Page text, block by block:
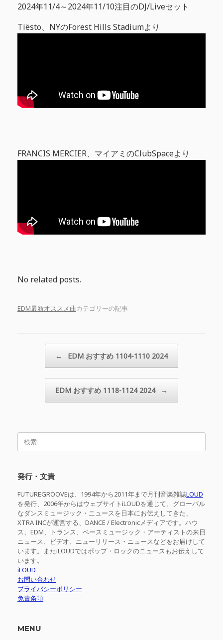
2024年11/4～2024年11/10注目のDJ/Liveセット
Tiësto、NYのForest Hills Stadiumより
FRANCIS MERCIER、マイアミのClubSpaceより
No related posts.
EDM最新オススメ曲カテゴリーの記事
← EDM おすすめ 1104-1110 2024
EDM おすすめ 1118-1124 2024 →
検
発行・文責
FUTUREGROOVEは、1994年から2011年まで月刊音楽雑誌LOUD
を発行、2006年からはウェブサイトiLOUDを通じて、グローバル
なダンスミュージック・ニュースを日本にお伝えしてきた、
XTRA INCが運営する、DANCE / Electronicメディアです。ハウ
ス、EDM、トランス、ベースミュージック・アーティストの来日
ニュース、ビデオ、ニューリリース・ニュースなどをお届けして
います。またiLOUDではポップ・ロックのニュースもお伝えして
います。
iLOUD
お問い合わせ
プライバシーポリシー
免責条項
MENU